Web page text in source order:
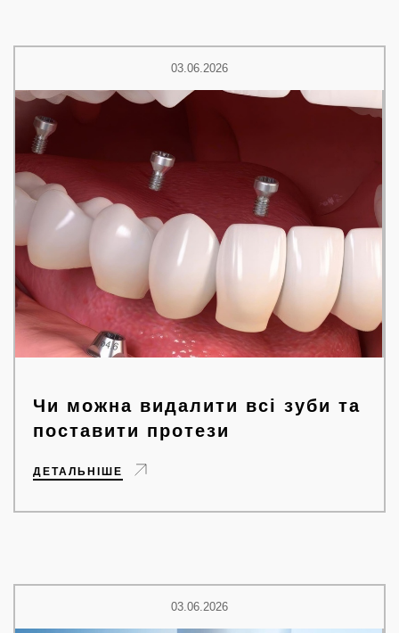
03.06.2026
Чи можна видалити всі зуби та
поставити протези
ДЕТАЛЬНІШЕ
03.06.2026